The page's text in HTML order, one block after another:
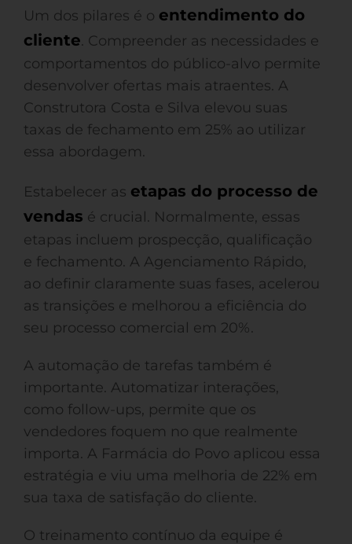
Um dos pilares é o entendimento do
cliente. Compreender as necessidades e
comportamentos do público-alvo permite
desenvolver ofertas mais atraentes. A
Construtora Costa e Silva elevou suas
taxas de fechamento em 25% ao utilizar
essa abordagem.
Estabelecer as etapas do processo de
vendas é crucial. Normalmente, essas
etapas incluem prospecção, qualificação
e fechamento. A Agenciamento Rápido,
ao definir claramente suas fases, acelerou
as transições e melhorou a eficiência do
seu processo comercial em 20%.
A automação de tarefas também é
importante. Automatizar interações,
como follow-ups, permite que os
vendedores foquem no que realmente
importa. A Farmácia do Povo aplicou essa
estratégia e viu uma melhoria de 22% em
sua taxa de satisfação do cliente.
O treinamento contínuo da equipe é